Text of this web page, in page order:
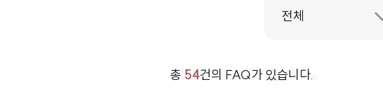
전체
총 54건의 FAQ가 있습니다.